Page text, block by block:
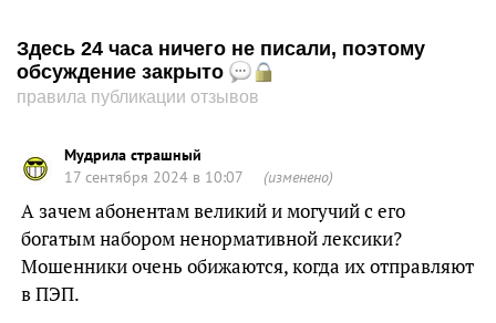
Здесь 24 часа ничего не писали, поэтому
обсуждение закрыто
правила публикации отзывов
Мудрила страшный
17 сентября 2024 в 10:07
(изменено)
А зачем абонентам великий и могучий с его
богатым набором ненормативной лексики?
Мошенники очень обижаются, когда их отправляют
в ПЭП.